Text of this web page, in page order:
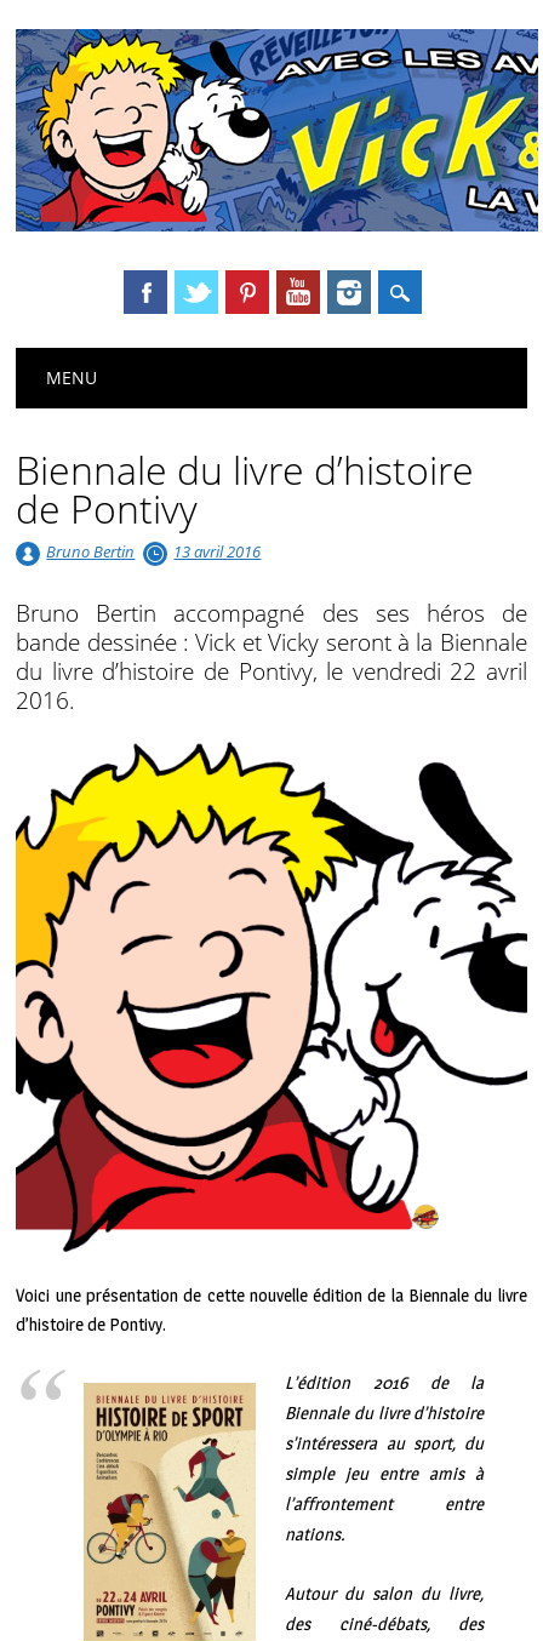
Main menu
MENU
Biennale du livre d’histoire
de Pontivy
Bruno Bertin 13 avril 2016
Bruno Bertin accompagné des ses héros de
bande dessinée : Vick et Vicky seront à la Biennale
du livre d’histoire de Pontivy, le vendredi 22 avril
2016.
Voici une présentation de cette nouvelle édition de la Biennale du livre
d’histoire de Pontivy.
L’édition 2016 de la
Biennale du livre d’histoire
s’intéressera au sport, du
simple jeu entre amis à
l’affrontement entre
nations.
Autour du salon du livre,
des ciné-débats, des